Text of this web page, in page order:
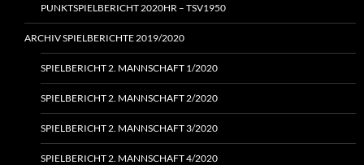
PUNKTSPIELBERICHT 2020HR – TSV1950
ARCHIV SPIELBERICHTE 2019/2020
SPIELBERICHT 2. MANNSCHAFT 1/2020
SPIELBERICHT 2. MANNSCHAFT 2/2020
SPIELBERICHT 2. MANNSCHAFT 3/2020
SPIELBERICHT 2. MANNSCHAFT 4/2020